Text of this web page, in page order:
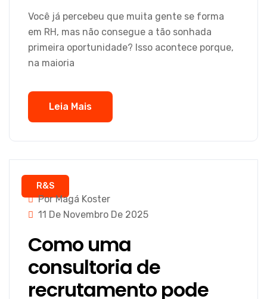
Você já percebeu que muita gente se forma
em RH, mas não consegue a tão sonhada
primeira oportunidade? Isso acontece porque,
na maioria
Leia Mais
R&S
Por Magá Koster
11 De Novembro De 2025
Como uma
consultoria de
recrutamento pode